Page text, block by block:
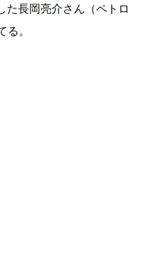
た長岡亮介さん（ペトロ
。